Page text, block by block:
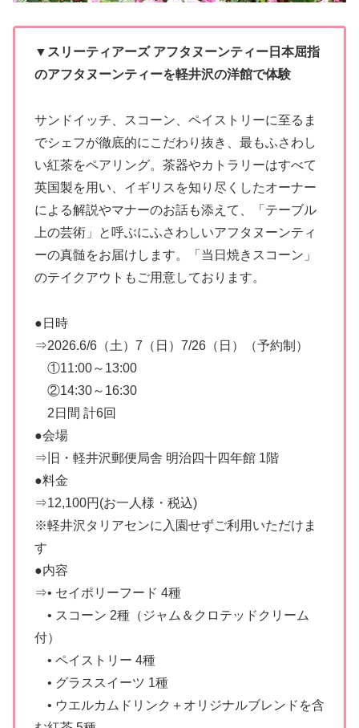
▼スリーティアーズ アフタヌーンティー日本屈指
のアフタヌーンティーを軽井沢の洋館で体験
サンドイッチ、スコーン、ペイストリーに至るま
でシェフが徹底的にこだわり抜き、最もふさわし
い紅茶をペアリング。茶器やカトラリーはすべて
英国製を用い、イギリスを知り尽くしたオーナー
による解説やマナーのお話も添えて、「テーブル
上の芸術」と呼ぶにふさわしいアフタヌーンティ
ーの真髄をお届けします。「当日焼きスコーン」
のテイクアウトもご用意しております。
●日時
⇒2026.6/6（土）7（日）7/26（日）（予約制）
①11:00～13:00
②14:30～16:30
2日間 計6回
●会場
⇒旧・軽井沢郵便局舎 明治四十四年館 1階
●料金
⇒12,100円(お一人様・税込)
※軽井沢タリアセンに入園せずご利用いただけま
す
●内容
⇒• セイポリーフード 4種
• スコーン 2種（ジャム＆クロテッドクリーム
付）
• ペイストリー 4種
• グラススイーツ 1種
• ウエルカムドリンク＋オリジナルブレンドを含